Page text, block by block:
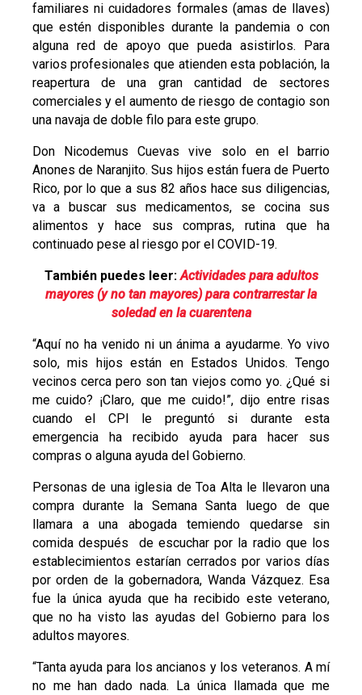
familiares ni cuidadores formales (amas de llaves)
que estén disponibles durante la pandemia o con
alguna red de apoyo que pueda asistirlos. Para
varios profesionales que atienden esta población, la
reapertura de una gran cantidad de sectores
comerciales y el aumento de riesgo de contagio son
una navaja de doble filo para este grupo.
Don Nicodemus Cuevas vive solo en el barrio
Anones de Naranjito. Sus hijos están fuera de Puerto
Rico, por lo que a sus 82 años hace sus diligencias,
va a buscar sus medicamentos, se cocina sus
alimentos y hace sus compras, rutina que ha
continuado pese al riesgo por el COVID-19.
También puedes leer:Actividades para adultos
mayores (y no tan mayores) para contrarrestar la
soledad en la cuarentena
“Aquí no ha venido ni un ánima a ayudarme. Yo vivo
solo, mis hijos están en Estados Unidos. Tengo
vecinos cerca pero son tan viejos como yo. ¿Qué si
me cuido? ¡Claro, que me cuido!”, dijo entre risas
cuando el CPI le preguntó si durante esta
emergencia ha recibido ayuda para hacer sus
compras o alguna ayuda del Gobierno.
Personas de una iglesia de Toa Alta le llevaron una
compra durante la Semana Santa luego de que
llamara a una abogada temiendo quedarse sin
comida después de escuchar por la radio que los
establecimientos estarían cerrados por varios días
por orden de la gobernadora, Wanda Vázquez. Esa
fue la única ayuda que ha recibido este veterano,
que no ha visto las ayudas del Gobierno para los
adultos mayores.
“Tanta ayuda para los ancianos y los veteranos. A mí
no me han dado nada. La única llamada que me